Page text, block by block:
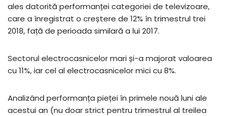
ales datorită performanței categoriei de televizoare,
care a înregistrat o creștere de 12% în trimestrul trei
2018, față de perioada similară a lui 2017.
Sectorul electrocasnicelor mari și-a majorat valoarea
cu 11%, iar cel al electrocasnicelor mici cu 8%.
Analizând performanța pieței în primele nouă luni ale
acestui an (nu doar strict pentru trimestrul al treilea